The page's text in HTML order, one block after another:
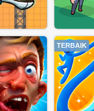
TERBAIK